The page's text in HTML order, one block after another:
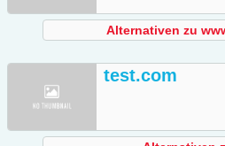
Alternativen zu
test.com